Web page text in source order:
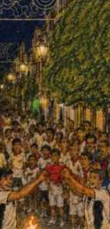
decimoprimera
de
que se
, estando el
es de 3